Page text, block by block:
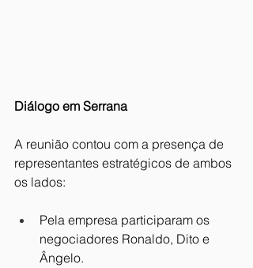
Diálogo em Serrana
A reunião contou com a presença de
representantes estratégicos de ambos
os lados:
Pela empresa participaram os
negociadores Ronaldo, Dito e
Ângelo.